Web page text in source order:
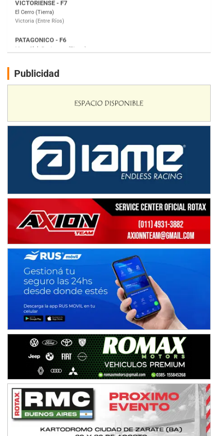
Moto Club Reginense (Tierra)
Gral. E. Godoy (Río Negro)
Juventud Unida (Tierra)
Humboldt (Santa Fe)
Ciudad de Avellaneda (Asfalto)
Avellaneda (Santa Fe)
SUR SANTAFESINO - F4
Rufino (Santa Fe)
TUCUMANO - F5
Juan Navarro (Asfalto)
El Timbó (Tucumán)
COBERTURA ESPECIAL DE E-KART.COM.AR
IAME SERIES ARGENTINA 6
Ramiro Tot (Asfalto)
Baradero (Buenos Aires)
Ciudad de Trenque Lauquen (Asfalto)
Trenque Lauquen (Buenos Aires)
ENTRERRIANO - F6 (POSTERGADA)
Parque de la Velocidad (Asfalto)
Villaguay (Entre Ríos)
VICTORIENSE - F7
Victoria (Entre Ríos)
PATAGONICO - F6
Moto Club Reginense (Tierra)
Gral. E. Godoy (Río Negro)
CSK - F7
Juventud Unida (Tierra)
Humboldt (Santa Fe)
NORESTE SANTAFESINO - F6
Publicidad